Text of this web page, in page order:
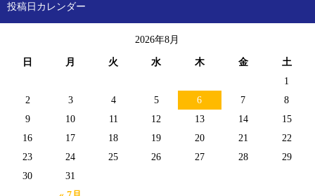
投稿日カレンダー
2026年8月
日 月 火 水 木 金 土
1
2
3 4 5 6 7
8
9
10 11 12 13 14
15
16
17 18 19 20 21
22
23
24 25 26 27 28
29
30
31